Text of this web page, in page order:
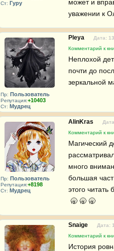
Ст: Гуру
может и
уважении к
Пр: Пользователь
Репутация:+10403
Ст: Мудрец
Pleya
Дата:
Комментарий к
Неплохой
почти до
зеркальной
Пр: Пользователь
Репутация:+8198
Ст: Мудрец
AlinKras
Комментарий к
Магический
много
большая
этого читать
🥱 🥱 🥱
Snaige
Дата:
Комментарий к
История